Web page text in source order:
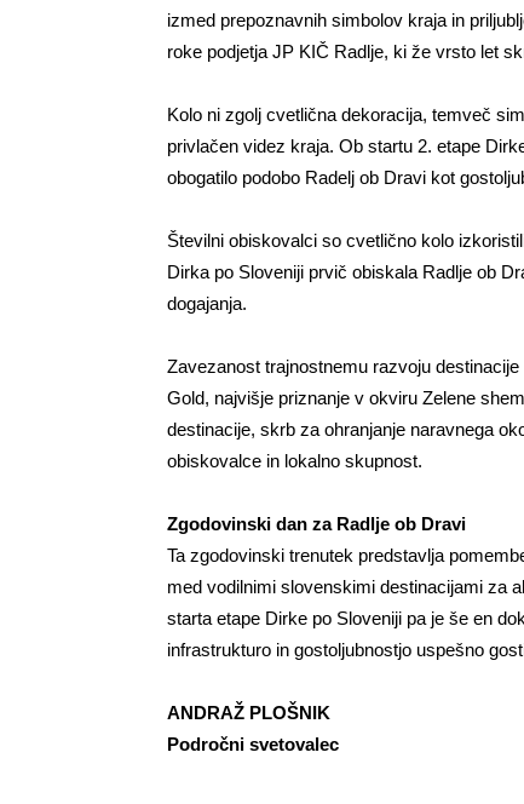
izmed prepoznavnih simbolov kraja in
roke podjetja JP KIČ Radlje, ki že vrsto let
Kolo ni zgolj cvetlična dekoracija, temveč
privlačen videz kraja. Ob startu 2. etape
obogatilo podobo Radelj ob Dravi kot
Številni obiskovalci so cvetlično kolo
Dirka po Sloveniji prvič obiskala Radlje ob
dogajanja.
Zavezanost trajnostnemu razvoju
Gold, najvišje priznanje v okviru Zelene
destinacije, skrb za ohranjanje naravnega
obiskovalce in lokalno skupnost.
Zgodovinski dan za Radlje ob Dravi
Ta zgodovinski trenutek predstavlja
med vodilnimi slovenskimi destinacijami za
starta etape Dirke po Sloveniji pa je še en
infrastrukturo in gostoljubnostjo uspešno
ANDRAŽ PLOŠNIK
Področni svetovalec